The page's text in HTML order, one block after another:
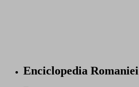
Enciclopedia Romaniei